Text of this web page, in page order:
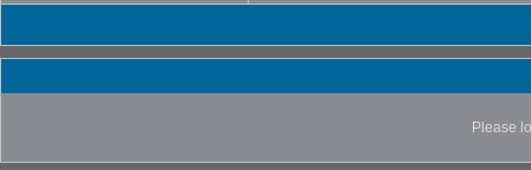
Please